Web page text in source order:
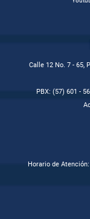
Calle 12 No. 7 - 65,
PBX: (57) 601 -
Horario de